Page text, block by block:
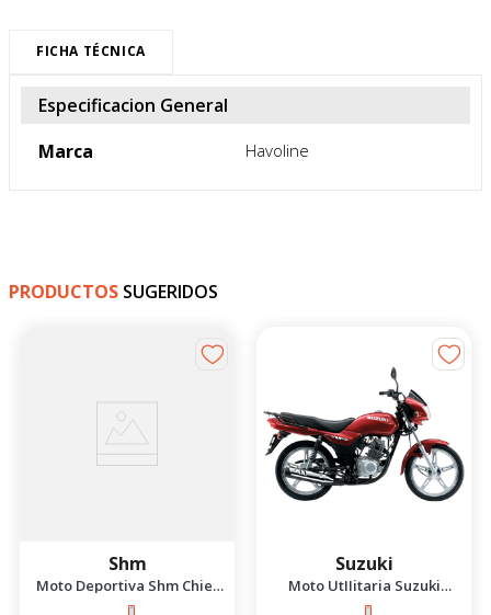
FICHA TÉCNICA
Especificacion General
Marca
Havoline
PRODUCTOS SUGERIDOS
Shm
Moto Deportiva Shm Chief
2.5 Azul/Negro 2026
Suzuki
Moto UtIIitaria Suzuki
Gd115 Evolution Rojo 2026